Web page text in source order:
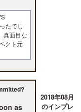
たでし
真面目な
クト元
as
2018年08月
のインプレ